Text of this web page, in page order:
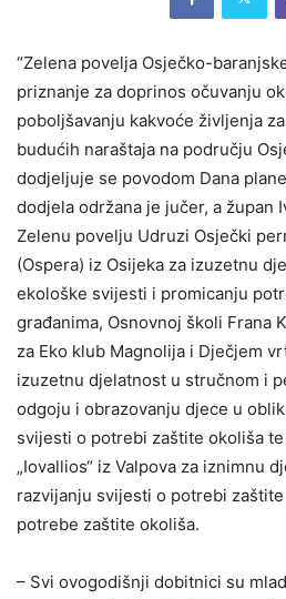
“Zelena povelja Osječko-
priznanje za doprinos očuvanju
poboljšavanju kakvoće življenja
budućih naraštaja na području
dodjeljuje se povodom Dana
dodjela održana je jučer, a župan
Zelenu povelju Udruzi Osječki
(Ospera) iz Osijeka za izuzetnu
ekološke svijesti i promicanju
građanima, Osnovnoj školi Frana
za Eko klub Magnolija i Dječjem
izuzetnu djelatnost u stručnom i
odgoju i obrazovanju djece u
svijesti o potrebi zaštite okoliša
„Iovallios“ iz Valpova za iznimnu
razvijanju svijesti o potrebi
potrebe zaštite okoliša.
– Svi ovogodišnji dobitnici su